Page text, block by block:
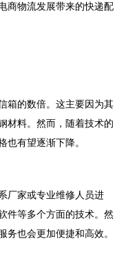
商物流发展带来的快递配
的数倍。这主要因为其
材料。然而，随着技术的
也有望逐渐下降。
家或专业维修人员进
件等多个方面的技术。然
务也会更加便捷和高效。